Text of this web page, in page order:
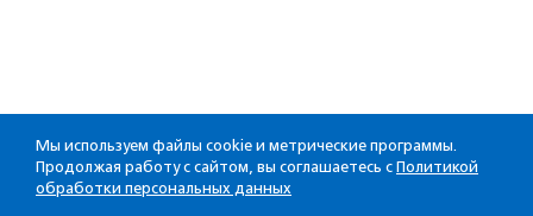
Мы используем файлы cookie и метрические программы.
Продолжая работу с сайтом, вы соглашаетесь с Политикой
обработки персональных данных